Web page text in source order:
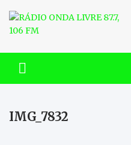
content
RÁDIO
FM
IMG_7832